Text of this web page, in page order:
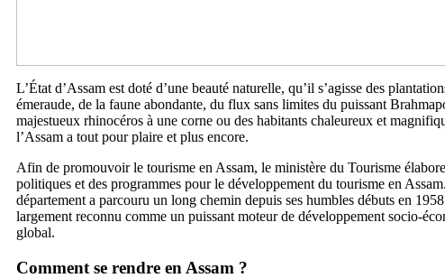
L’État d’Assam est doté d’une beauté naturelle, qu’il s’agisse des
émeraude, de la faune abondante, du flux sans limites du puissant
majestueux rhinocéros à une corne ou des habitants chaleureux et
l’Assam a tout pour plaire et plus encore.
Afin de promouvoir le tourisme en Assam, le ministère du Tourisme
politiques et des programmes pour le développement du tourisme en
département a parcouru un long chemin depuis ses humbles débuts en
largement reconnu comme un puissant moteur de développement socio-
global.
Comment se rendre en Assam ?